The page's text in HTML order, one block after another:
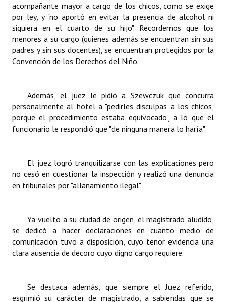
acompañante mayor a cargo de los chicos, como se exige
por ley, y "no aportó en evitar la presencia de alcohol ni
siquiera en el cuarto de su hijo". Recordemos que los
menores a su cargo (quienes además se encuentran sin sus
padres y sin sus docentes), se encuentran protegidos por la
Convención de los Derechos del Niño.
Además, el juez le pidió a Szewczuk que concurra
personalmente al hotel a "pedirles disculpas a los chicos,
porque el procedimiento estaba equivocado", a lo que el
funcionario le respondió que "de ninguna manera lo haría".
El juez logró tranquilizarse con las explicaciones pero
no cesó en cuestionar la inspección y realizó una denuncia
en tribunales por "allanamiento ilegal".
Ya vuelto a su ciudad de origen, el magistrado aludido,
se dedicó a hacer declaraciones en cuanto medio de
comunicación tuvo a disposición, cuyo tenor evidencia una
clara ausencia de decoro cuyo digno cargo requiere.
Se destaca además, que siempre el Juez referido,
esgrimió su carácter de magistrado, a sabiendas que se